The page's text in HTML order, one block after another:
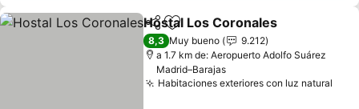
CompartirAgregar a favoritos
Hostal Los Coronales
8,3 Muy bueno
9.212
a 1.7 km de: Aeropuerto Adolfo Suárez
Madrid–Barajas
Habitaciones exteriores con luz natural